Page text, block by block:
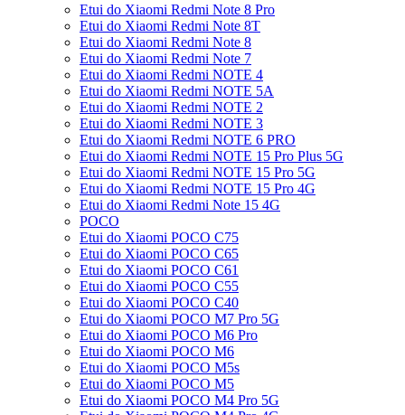
Etui do Xiaomi Redmi Note 8 Pro
Etui do Xiaomi Redmi Note 8T
Etui do Xiaomi Redmi Note 8
Etui do Xiaomi Redmi Note 7
Etui do Xiaomi Redmi NOTE 4
Etui do Xiaomi Redmi NOTE 5A
Etui do Xiaomi Redmi NOTE 2
Etui do Xiaomi Redmi NOTE 3
Etui do Xiaomi Redmi NOTE 6 PRO
Etui do Xiaomi Redmi NOTE 15 Pro Plus 5G
Etui do Xiaomi Redmi NOTE 15 Pro 5G
Etui do Xiaomi Redmi NOTE 15 Pro 4G
Etui do Xiaomi Redmi Note 15 4G
POCO
Etui do Xiaomi POCO C75
Etui do Xiaomi POCO C65
Etui do Xiaomi POCO C61
Etui do Xiaomi POCO C55
Etui do Xiaomi POCO C40
Etui do Xiaomi POCO M7 Pro 5G
Etui do Xiaomi POCO M6 Pro
Etui do Xiaomi POCO M6
Etui do Xiaomi POCO M5s
Etui do Xiaomi POCO M5
Etui do Xiaomi POCO M4 Pro 5G